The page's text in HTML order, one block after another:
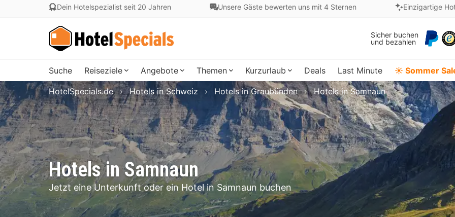
Dein Hotelspezialist seit 20 Jahren Unsere Gäste bewerten uns mit 4 Sternen Einzigartige
Sicher buchen
und bezahlen
Suche Reiseziele Angebote Themen Kurzurlaub Deals Last Minute ☀️ Sommer
Hotels in Samnaun
Jetzt eine Unterkunft oder ein Hotel in Samnaun buchen
HotelSpecials.de Hotels in Schweiz Hotels in Graubünden Hotels in Samnaun